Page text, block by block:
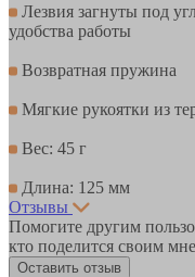
Лезвия загнуты под
удобства работы
Возвратная пружина
Мягкие рукоятки из
Вес: 45 г
Длина: 125 мм
Отзывы
Помогите другим
кто поделится своим
Оставить отзыв